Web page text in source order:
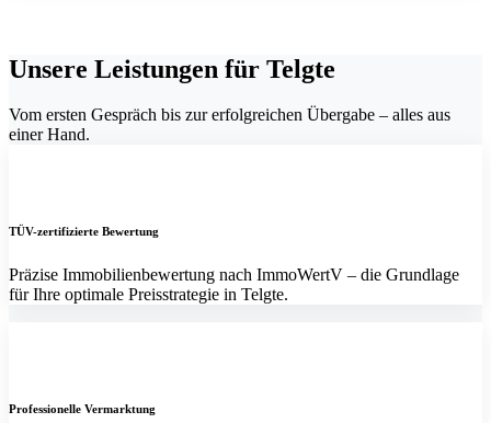
Unsere Leistungen für Telgte
Vom ersten Gespräch bis zur erfolgreichen Übergabe – alles aus
einer Hand.
TÜV-zertifizierte Bewertung
Präzise Immobilienbewertung nach ImmoWertV – die Grundlage
für Ihre optimale Preisstrategie in Telgte.
Professionelle Vermarktung